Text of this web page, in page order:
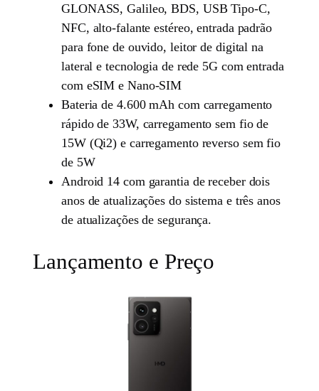
GLONASS, Galileo, BDS, USB Tipo-C,
NFC, alto-falante estéreo, entrada padrão
para fone de ouvido, leitor de digital na
lateral e tecnologia de rede 5G com entrada
com eSIM e Nano-SIM
Bateria de 4.600 mAh com carregamento
rápido de 33W, carregamento sem fio de
15W (Qi2) e carregamento reverso sem fio
de 5W
Android 14 com garantia de receber dois
anos de atualizações do sistema e três anos
de atualizações de segurança.
Lançamento e Preço